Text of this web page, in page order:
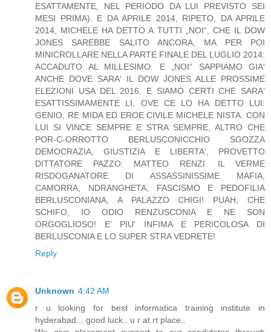
ESATTAMENTE, NEL PERIODO DA LUI PREVISTO SEI
MESI PRIMA). E DA APRILE 2014, RIPETO, DA APRILE
2014, MICHELE HA DETTO A TUTTI „NOI“, CHE IL DOW
JONES SAREBBE SALITO ANCORA, MA PER POI
MINICROLLARE NELLA PARTE FINALE DEL LUGLIO 2014:
ACCADUTO AL MILLESIMO. E „NOI“ SAPPIAMO GIA‘
ANCHE DOVE SARA‘ IL DOW JONES ALLE PROSSIME
ELEZIONI USA DEL 2016. E SIAMO CERTI CHE SARA‘
ESATTISSIMAMENTE LI, OVE CE LO HA DETTO LUI:
GENIO, RE MIDA ED EROE CIVILE MICHELE NISTA. CON
LUI SI VINCE SEMPRE E STRA SEMPRE, ALTRO CHE
POR-C-ORROTTO BERLUSCONICCHIO SGOZZA
DEMOCRAZIA, GIUSTIZIA E LIBERTA‘, PROVETTO
DITTATORE PAZZO: MATTEO RENZI. IL VERME
RISDOGANATORE DI ASSASSINISSIME MAFIA,
CAMORRA, NDRANGHETA, FASCISMO E PEDOFILIA
BERLUSCONIANA, A PALAZZO CHIGI! PUAH, CHE
SCHIFO, IO ODIO RENZUSCONIA E NE SON
ORGOGLIOSO! E' PIU' INFIMA E PERICOLOSA DI
BERLUSCONIA E LO SUPER STRA VEDRETE!
Reply
Unknown 4:42 AM
r u looking for best informatica training institute in
hyderabad... good luck.. u r at rt place..